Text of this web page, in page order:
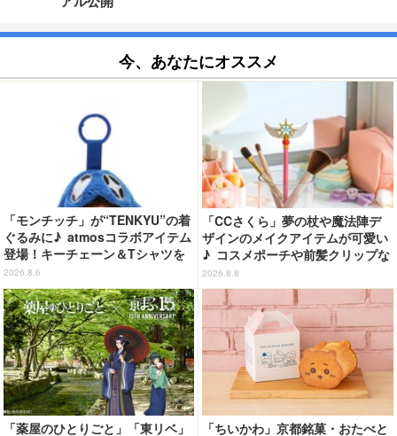
今、あなたにオススメ
「モンチッチ」が“TENKYU”の着
ぐるみに♪ atmosコラボアイテム
登場！キーチェーン＆Tシャツを
展開
2026.8.6
「CCさくら」夢の杖や魔法陣デ
ザインのメイクアイテムが可愛い
♪ コスメポーチや前髪クリップな
ど…毎日使いたい!!「タイトーく
じ」【8月28日～】
2026.8.8
「薬屋のひとりごと」「東リベ」
「ちいかわ」京都銘菓・おたべと